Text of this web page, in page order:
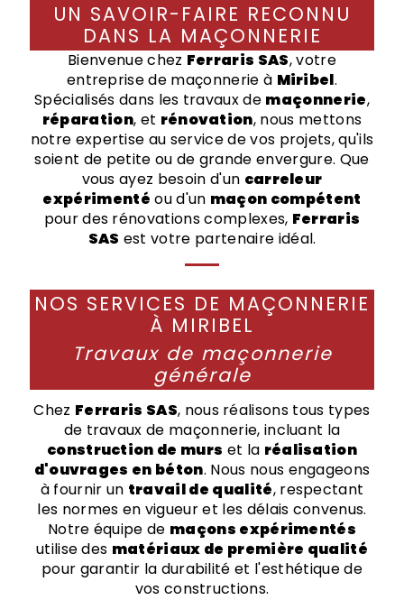
UN SAVOIR-FAIRE RECONNU
DANS LA MAÇONNERIE
Bienvenue chez Ferraris SAS, votre
entreprise de maçonnerie à Miribel.
Spécialisés dans les travaux de maçonnerie,
réparation, et rénovation, nous mettons
notre expertise au service de vos projets, qu'ils
soient de petite ou de grande envergure. Que
vous ayez besoin d'un carreleur
expérimenté ou d'un maçon compétent
pour des rénovations complexes, Ferraris
SAS est votre partenaire idéal.
NOS SERVICES DE MAÇONNERIE
À MIRIBEL
Travaux de maçonnerie
générale
Chez Ferraris SAS, nous réalisons tous types
de travaux de maçonnerie, incluant la
construction de murs et la réalisation
d'ouvrages en béton. Nous nous engageons
à fournir un travail de qualité, respectant
les normes en vigueur et les délais convenus.
Notre équipe de maçons expérimentés
utilise des matériaux de première qualité
pour garantir la durabilité et l'esthétique de
vos constructions.